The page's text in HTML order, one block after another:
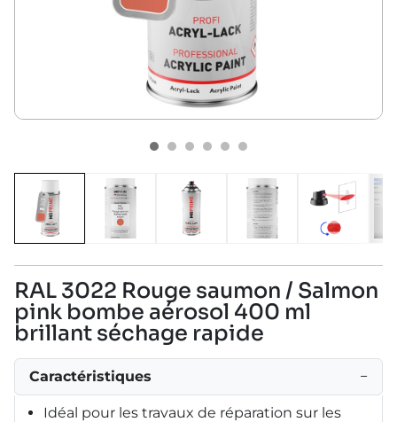
RAL 3022 Rouge saumon / Salmon
pink bombe aérosol 400 ml
brillant séchage rapide
Caractéristiques −
Idéal pour les travaux de réparation sur les